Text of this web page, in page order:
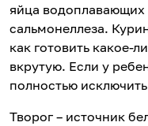
яйца водоплавающих
сальмонеллеза.
как готовить какое-
вкрутую. Если у
полностью
Творог – источник